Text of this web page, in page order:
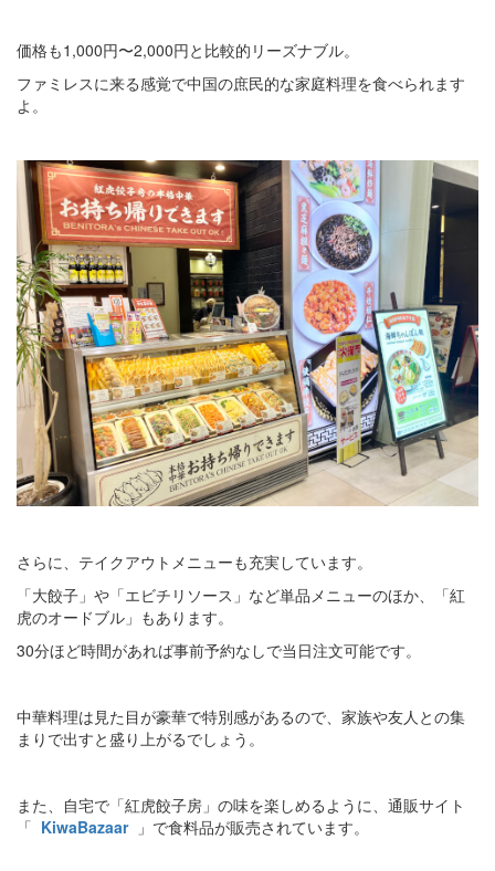
価格も1,000円〜2,000円と比較的リーズナブル。
ファミレスに来る感覚で中国の庶民的な家庭料理を食べられます
よ。
さらに、テイクアウトメニューも充実しています。
「大餃子」や「エビチリソース」など単品メニューのほか、「紅
虎のオードブル」もあります。
30分ほど時間があれば事前予約なしで当日注文可能です。
中華料理は見た目が豪華で特別感があるので、家族や友人との集
まりで出すと盛り上がるでしょう。
また、自宅で「紅虎餃子房」の味を楽しめるように、通販サイト
「 KiwaBazaar 」で食料品が販売されています。